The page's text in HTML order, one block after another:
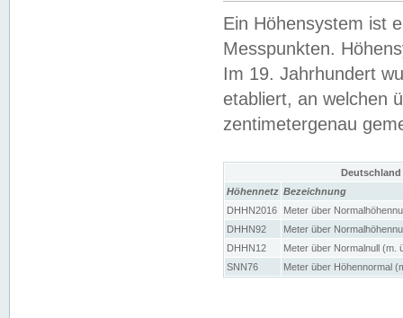
Ein Höhensystem ist
Messpunkten.
Im 19. Jahrhundert
etabliert, an welchen
zentimetergenau
Höhennetz Bezeichnung
DHHN2016
Meter über
DHHN92
Meter über
DHHN12
Meter über Normalnull (m.
SNN76
Meter über Höhennormal